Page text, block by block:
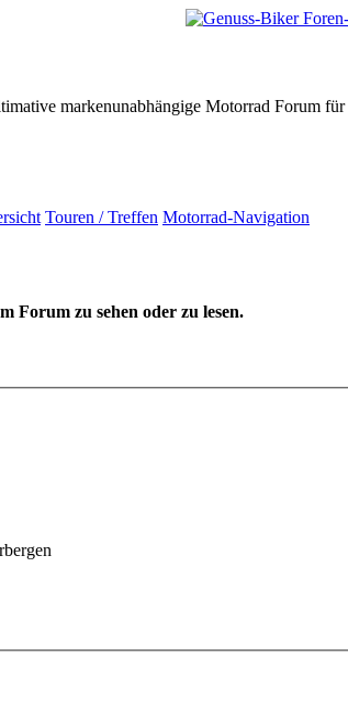
markenunabhängige Motorrad Forum
Touren / Treffen Motorrad-Navigation
Forum zu sehen oder zu lesen.